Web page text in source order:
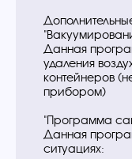
Данная
удаления
контейнеров
прибором)
"Программа
Данная
ситуациях: